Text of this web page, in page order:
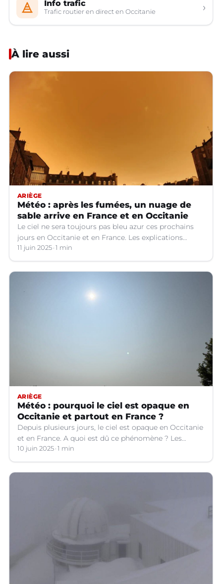
Info trafic
Trafic routier en direct en Occitanie ›
À lire aussi
ARIÈGE
Météo : après les fumées, un nuage de
sable arrive en France et en Occitanie
Le ciel ne sera toujours pas bleu azur ces prochains
jours en Occitanie et en France. Les explications
météo.
11 juin 2025 1 min
ARIÈGE
Météo : pourquoi le ciel est opaque en
Occitanie et partout en France ?
Depuis plusieurs jours, le ciel est opaque en Occitanie
et en France. A quoi est dû ce phénomène ? Les
explications.
10 juin 2025 1 min